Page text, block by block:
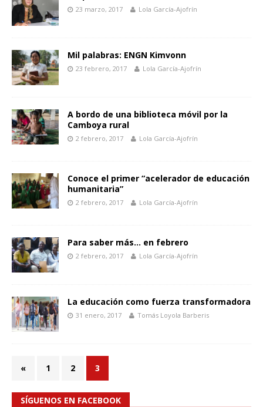
23 marzo, 2017 Lola García-Ajofrín
Mil palabras: ENGN Kimvonn
23 febrero, 2017 Lola García-Ajofrín
A bordo de una biblioteca móvil por la
Camboya rural
2 febrero, 2017 Lola García-Ajofrín
Conoce el primer “acelerador de educación
humanitaria”
2 febrero, 2017 Lola García-Ajofrín
Para saber más… en febrero
2 febrero, 2017 Lola García-Ajofrín
La educación como fuerza transformadora
31 enero, 2017 Tomás Loyola Barberis
« 1 2 3
SÍGUENOS EN FACEBOOK